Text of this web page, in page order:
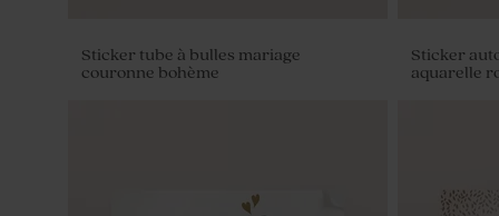
Sticker tube à bulles mariage
couronne bohème
Sticker
aquarelle